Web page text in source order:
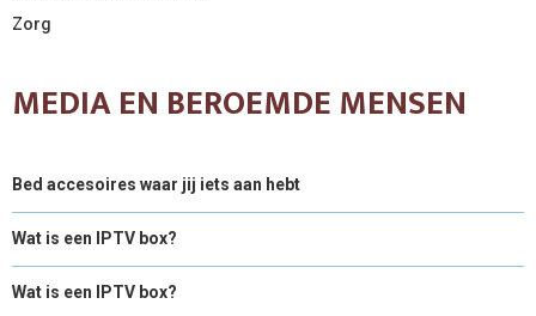
Zorg
MEDIA EN BEROEMDE MENSEN
Bed accesoires waar jij iets aan hebt
Wat is een IPTV box?
Wat is een IPTV box?